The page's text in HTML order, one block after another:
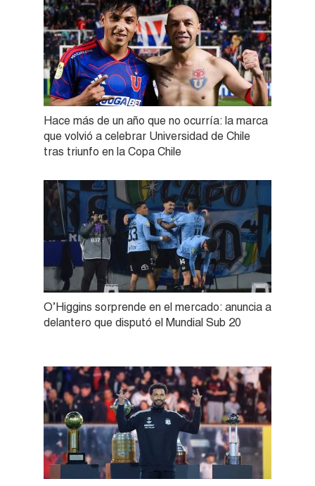
Hace más de un año que no ocurría: la marca
que volvió a celebrar Universidad de Chile
tras triunfo en la Copa Chile
O’Higgins sorprende en el mercado: anuncia a
delantero que disputó el Mundial Sub 20